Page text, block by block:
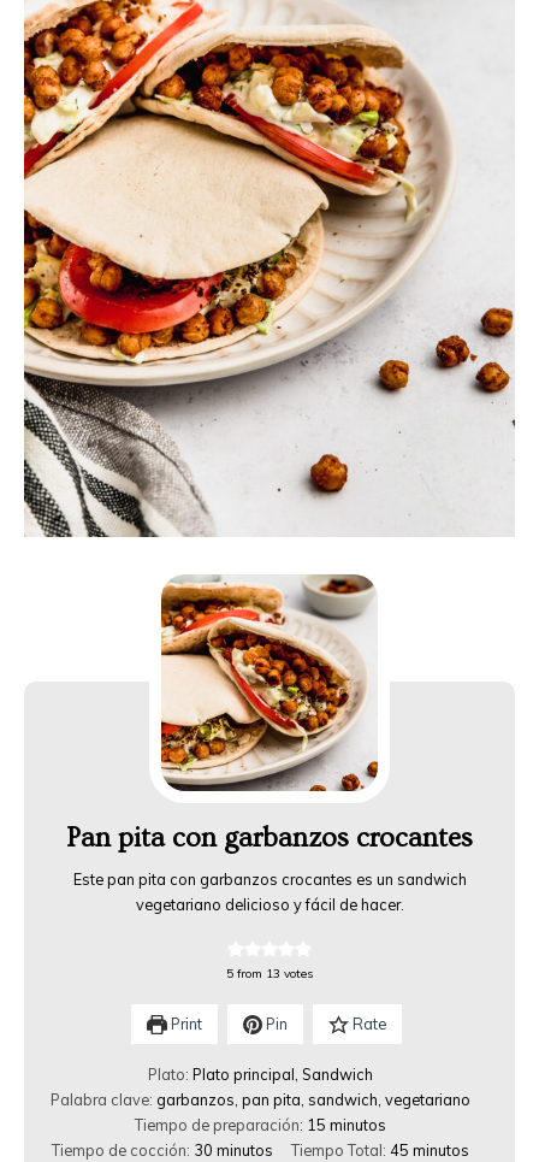
Pan pita con garbanzos crocantes
Este pan pita con garbanzos crocantes es un sandwich
vegetariano delicioso y fácil de hacer.
5 from 13 votes
Print Pin Rate
Plato: Plato principal, Sandwich
Palabra clave: garbanzos, pan pita, sandwich, vegetariano
Tiempo de preparación: 15 minutos
Tiempo de cocción: 30 minutos Tiempo Total: 45 minutos